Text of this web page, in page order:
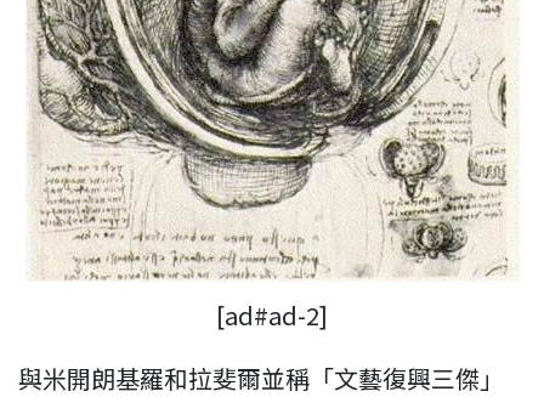
[ad#ad-2]
與米開朗基羅和拉斐爾並稱「文藝復興三傑」